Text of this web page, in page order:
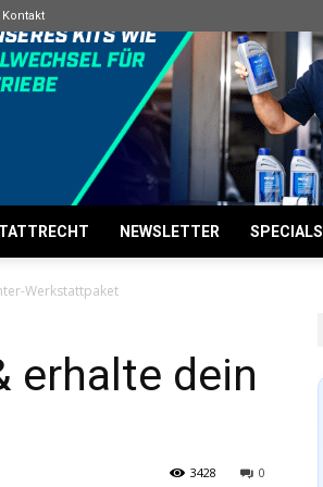
Kontakt
NEWSLETTER SPECIALS
Werkstattpaket
erhalte dein
0
3428